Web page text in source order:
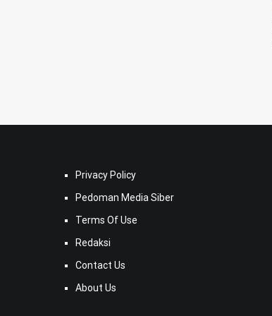
Privacy Policy
Pedoman Media Siber
Terms Of Use
Redaksi
Contact Us
About Us